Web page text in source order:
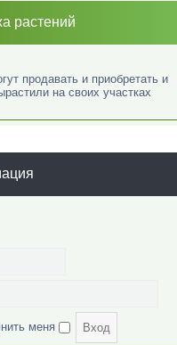
растений
продавать и приобретать и
на своих участках
меня